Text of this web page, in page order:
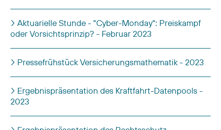
Aktuarielle Stunde - "Cyber-Monday": Preiskampf
oder Vorsichtsprinzip? - Februar 2023
Pressefrühstück Versicherungsmathematik - 2023
Ergebnispräsentation des Kraftfahrt-Datenpools -
2023